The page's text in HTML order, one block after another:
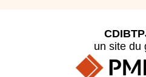
un site du